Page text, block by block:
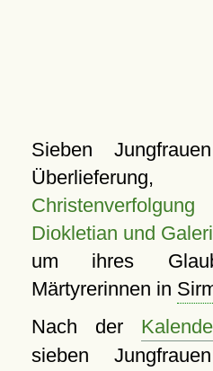
Sieben
Diokletian und
um ihres
Märtyrerinnen in
Nach der
sieben